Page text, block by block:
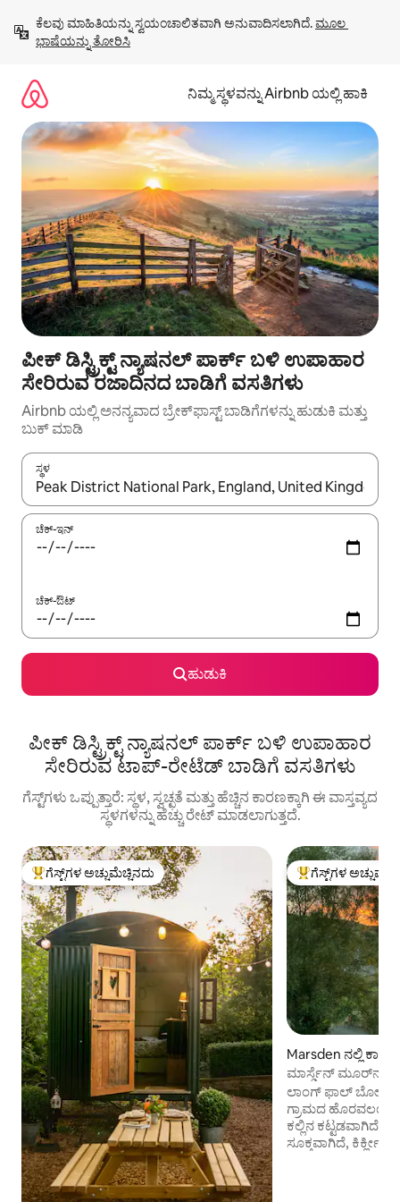
ಹೋಗಿ
ಕೆಲವು ಮಾಹಿತಿಯನ್ನು ಸ್ವಯಂಚಾಲಿತವಾಗಿ ಅನುವಾದಿಸಲಾಗಿದೆ. ಮೂಲ
ಭಾಷೆಯನ್ನು ತೋರಿಸಿ
ನಿಮ್ಮ ಸ್ಥಳವನ್ನು Airbnb ಯಲ್ಲಿ ಹಾಕಿ
ಪೀಕ್ ಡಿಸ್ಟ್ರಿಕ್ಟ್ ನ್ಯಾಷನಲ್ ಪಾರ್ಕ್ ಬಳಿ ಉಪಾಹಾರ
ಸೇರಿರುವ ರಜಾದಿನದ ಬಾಡಿಗೆ ವಸತಿಗಳು
Airbnb ಯಲ್ಲಿ ಅನನ್ಯವಾದ ಬ್ರೇಕ್‌ಫಾಸ್ಟ್‌ ಬಾಡಿಗೆಗಳನ್ನು ಹುಡುಕಿ ಮತ್ತು
ಬುಕ್ ಮಾಡಿ
ಸ್ಥಳ
ಫಲಿತಾಂಶಗಳು ಲಭ್ಯವಿರುವಾಗ, ಅಪ್ ಮತ್ತು ಡೌನ್ ಬಾಣದ ಕೀಲಿಗಳೊಂದಿಗೆ
ಚೆಕ್-ಇನ್
ಚೆಕ್-ಔಟ್
ಹುಡುಕಿ
ಪೀಕ್ ಡಿಸ್ಟ್ರಿಕ್ಟ್ ನ್ಯಾಷನಲ್ ಪಾರ್ಕ್ ಬಳಿ ಉಪಾಹಾರ
ಸೇರಿರುವ ಟಾಪ್-ರೇಟೆಡ್ ಬಾಡಿಗೆ ವಸತಿಗಳು
ಗೆಸ್ಟ್‌ಗಳು ಒಪ್ಪುತ್ತಾರೆ: ಸ್ಥಳ, ಸ್ವಚ್ಛತೆ ಮತ್ತು ಹೆಚ್ಚಿನ ಕಾರಣಕ್ಕಾಗಿ ಈ ವಾಸ್ತವ್ಯದ
ಸ್ಥಳಗಳನ್ನು ಹೆಚ್ಚು ರೇಟ್ ಮಾಡಲಾಗುತ್ತದೆ.
ಗೆಸ್ಟ್‌ಗಳಿಗೆ ಅತಿ ಹೆಚ್ಚು ಅಚ್ಚುಮೆಚ್ಚಿನದು
ಗೆಸ್ಟ್‌ಗಳ ಅಚ್ಚುಮೆಚ್ಚಿನದು ಗೆಸ್ಟ್‌ಗಳಿಗೆ ಅತಿ ಹೆಚ್ಚು
ಗೆಸ್ಟ್‌ಗಳ
Marsden ನಲ್ಲಿ
ಮಾರ್ಸ್ಡೆನ್ ಮೂರ್‌ನಲ್ಲಿ
ಲಾಂಗ್ ಫಾಲ್ ಬೋಡಿ
ಗ್ರಾಮದ
ಕಲ್ಲಿನ ಕಟ್ಟಡವಾಗಿದೆ.
ಸೂಕ್ತವಾಗಿದೆ, ಕಿರ್ಕ್ಲೀಸ್